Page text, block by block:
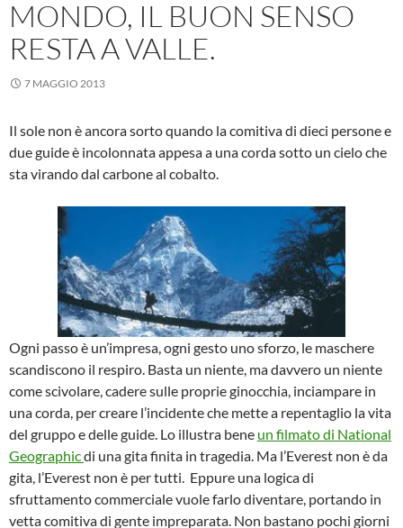
MONDO, IL BUON SENSO
RESTA A VALLE.
7 MAGGIO 2013
Il sole non è ancora sorto quando la comitiva di dieci persone e
due guide è incolonnata appesa a una corda sotto un cielo che
sta virando dal carbone al cobalto.
Ogni passo è un’impresa, ogni gesto uno sforzo, le maschere
scandiscono il respiro. Basta un niente, ma davvero un niente
come scivolare, cadere sulle proprie ginocchia, inciampare in
una corda, per creare l’incidente che mette a repentaglio la vita
del gruppo e delle guide. Lo illustra bene un filmato di National
Geographicdi una gita finita in tragedia. Ma l’Everest non è da
gita, l’Everest non è per tutti. Eppure una logica di
sfruttamento commerciale vuole farlo diventare, portando in
vetta comitiva di gente impreparata. Non bastano pochi giorni